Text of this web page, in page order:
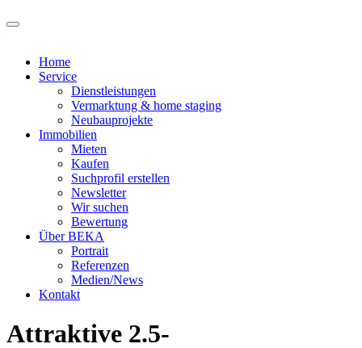
Home
Service
Dienstleistungen
Vermarktung & home staging
Neubauprojekte
Immobilien
Mieten
Kaufen
Suchprofil erstellen
Newsletter
Wir suchen
Bewertung
Über BEKA
Portrait
Referenzen
Medien/News
Kontakt
Attraktive 2.5-